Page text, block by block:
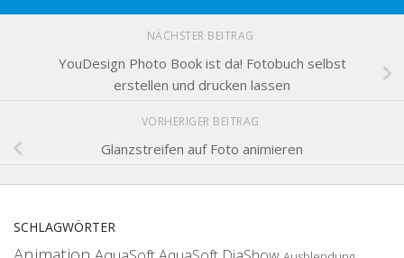
NÄCHSTER BEITRAG
YouDesign Photo Book ist da! Fotobuch selbst
erstellen und drucken lassen
VORHERIGER BEITRAG
Glanzstreifen auf Foto animieren
SCHLAGWÖRTER